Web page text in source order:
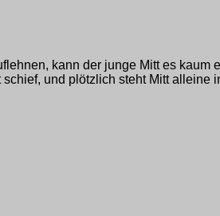
kann der junge Mitt es kaum
und plötzlich steht Mitt alleine